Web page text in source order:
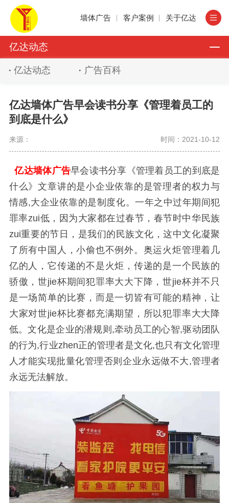
墙体广告 客户案例 关于亿达
亿达动态
亿达动态 广告百科
亿达墙体广告早会读书分享《管理着员工的
到底是什么》
来源： 时间：2021-10-12
亿达墙体广告早会读书分享《管理着员工的到底是
什么》文章讲的是小企业依靠的是管理者的权力与
情感,大企业依靠的是制度化。一年之中过年期间犯
罪率zui低，因为大家都在过春节，春节时中华民族
zui重要的节日，是我们的民族文化，这中文化凝聚
了所有中国人，小偷也不例外。奥运火炬管理着几
亿的人，它传递的不是火炬，传递的是一个民族的
骄傲，世jie杯期间犯罪率大大下降，世jie杯并不只
是一场简单的比赛，而是一切皆有可能的精神，让
大家对世jie杯比赛都充满期望，所以犯罪率大大降
低。文化是企业的潜规则,牵动员工的心智,驱动团队
的行为,行业zhen正的管理者是文化,也只有文化管理
人才能实现批量化管理否则企业永远做不大,管理者
永远无法解放。